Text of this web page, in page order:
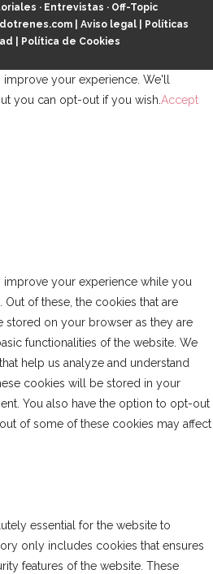
· Entrevistas · Off-Topic
| Aviso legal|
Políticas
Política de Cookies
your experience. We'll
you can opt-out if you wish.Accept
improve your experience while you
of these, the cookies that are
stored on your browser as they are
functionalities of the website. We
help us analyze and understand
cookies will be stored in your
You also have the option to opt-out
of some of these cookies may affect
essential for the website to
only includes cookies that ensures
features of the website. These